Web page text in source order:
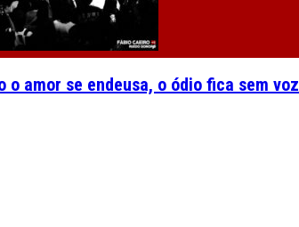
o amor se endeusa, o ódio fica sem voz